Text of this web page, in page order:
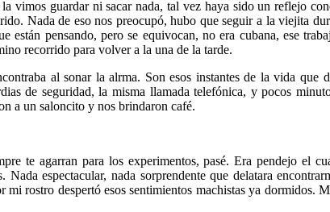
vimos guardar ni sacar nada, tal vez haya sido un reflejo
Nada de eso nos preocupó, hubo que seguir a la viejita
están pensando, pero se equivocan, no era cubana, ese
recorrido para volver a la una de la tarde.
al sonar la alrma. Son esos instantes de la vida que
de seguridad, la misma llamada telefónica, y pocos
a un saloncito y nos brindaron café.
te agarran para los experimentos, pasé. Era pendejo el
espectacular, nada sorprendente que delatara
rostro despertó esos sentimientos machistas ya dormidos.